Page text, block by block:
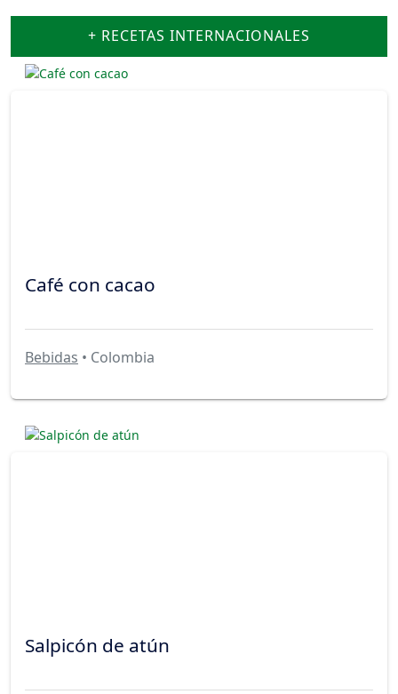
+ RECETAS INTERNACIONALES
Café con cacao
Bebidas • Colombia
Salpicón de atún